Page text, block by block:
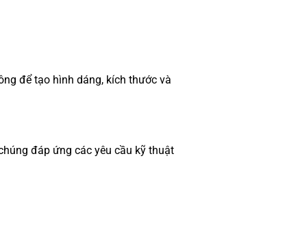
để tạo hình dáng, kích thước và
đáp ứng các yêu cầu kỹ thuật